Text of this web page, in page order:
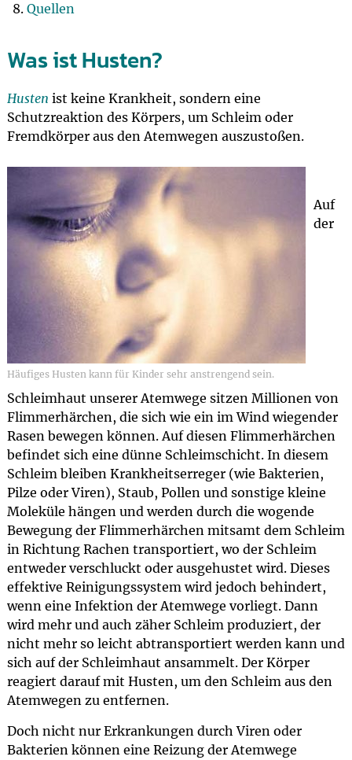
Quellen
Was ist Husten?
Husten ist keine Krankheit, sondern eine
Schutzreaktion des Körpers, um Schleim oder
Fremdkörper aus den Atemwegen auszustoßen.
Häufiges Husten kann für Kinder sehr anstrengend sein.
Auf
der
Schleimhaut unserer Atemwege sitzen Millionen von
Flimmerhärchen, die sich wie ein im Wind wiegender
Rasen bewegen können. Auf diesen Flimmerhärchen
befindet sich eine dünne Schleimschicht. In diesem
Schleim bleiben Krankheitserreger (wie Bakterien,
Pilze oder Viren), Staub, Pollen und sonstige kleine
Moleküle hängen und werden durch die wogende
Bewegung der Flimmerhärchen mitsamt dem Schleim
in Richtung Rachen transportiert, wo der Schleim
entweder verschluckt oder ausgehustet wird. Dieses
effektive Reinigungssystem wird jedoch behindert,
wenn eine Infektion der Atemwege vorliegt. Dann
wird mehr und auch zäher Schleim produziert, der
nicht mehr so leicht abtransportiert werden kann und
sich auf der Schleimhaut ansammelt. Der Körper
reagiert darauf mit Husten, um den Schleim aus den
Atemwegen zu entfernen.
Doch nicht nur Erkrankungen durch Viren oder
Bakterien können eine Reizung der Atemwege